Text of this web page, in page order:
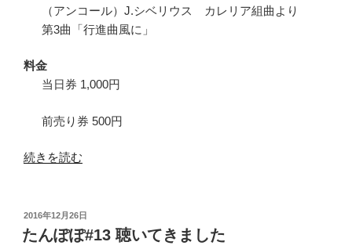
（アンコール）J.シベリウス カレリア組曲より
第3曲「行進曲風に」
料金
当日券 1,000円
前売り券 500円
“シ
by
東
続きを読む
投
稿
日:
2016年12月26日
たんぽぽ#13 聴いてきました